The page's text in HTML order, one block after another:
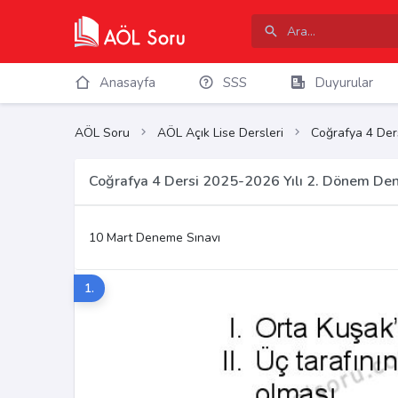
Anasayfa SSS Duyurular
AÖL Soru AÖL Açık Lise Dersleri Coğrafya 4
Coğrafya 4 Dersi 2025-2026 Yılı 2. Dönem
10 Mart Deneme Sınavı
1.